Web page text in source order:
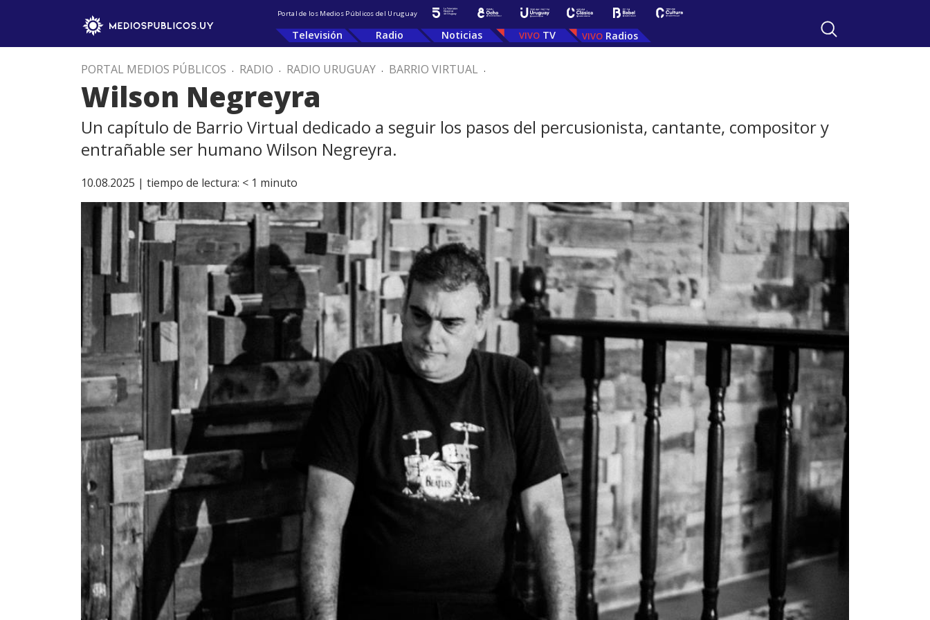
Portal de los Medios Públicos del Uruguay
Televisión Radio Noticias TV Radios
PORTAL MEDIOS PÚBLICOS . RADIO . RADIO URUGUAY . BARRIO VIRTUAL .
Wilson Negreyra
Un capítulo de Barrio Virtual dedicado a seguir los pasos del percusionista, cantante, compositor y
entrañable ser humano Wilson Negreyra.
10.08.2025 | tiempo de lectura: < 1 minuto